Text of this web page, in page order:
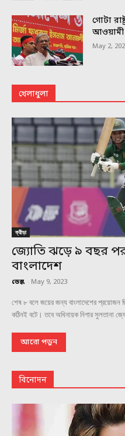
গোটা
May 2,
খেলাধুলা
ক্রীড়া
জ্যোতি ঝড়ে ৯ বছর পর
বাংলাদেশ
ডেস্ক - May 9, 2023
শেষ ৮ বলে জয়ের জন্য বাংলাদেশের প্রয়োজন
কঠিনই বটে। তবে অধিনায়ক নিগার সুলতানা
আরো পড়ুন
বিনোদন